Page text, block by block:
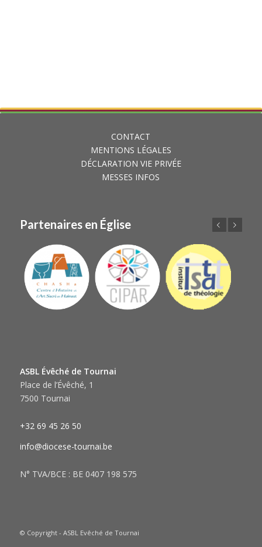
CONTACT
MENTIONS LÉGALES
DÉCLARATION VIE PRIVÉE
MESSES INFOS
Partenaires en Église
ASBL Évêché de Tournai
Place de l’Évêché, 1
7500 Tournai
+32 69 45 26 50
info@diocese-tournai.be
N° TVA/BCE : BE 0407 198 575
© Copyright - ASBL Evêché de Tournai